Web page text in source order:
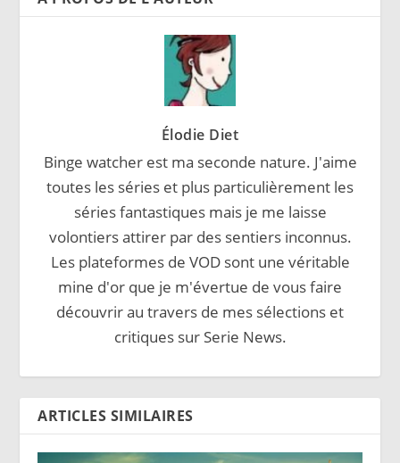
Élodie Diet
Binge watcher est ma seconde nature. J'aime
toutes les séries et plus particulièrement les
séries fantastiques mais je me laisse
volontiers attirer par des sentiers inconnus.
Les plateformes de VOD sont une véritable
mine d'or que je m'évertue de vous faire
découvrir au travers de mes sélections et
critiques sur Serie News.
ARTICLES SIMILAIRES